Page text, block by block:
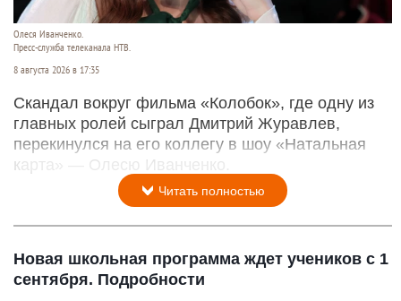
Олеся Иванченко.
Пресс-служба телеканала НТВ.
8 августа 2026 в 17:35
Скандал вокруг фильма «Колобок», где одну из
главных ролей сыграл Дмитрий Журавлев,
перекинулся на его коллегу в шоу «Натальная
карта» — Олесю Иванченко.
Читать полностью
Новая школьная программа ждет учеников с 1
сентября. Подробности